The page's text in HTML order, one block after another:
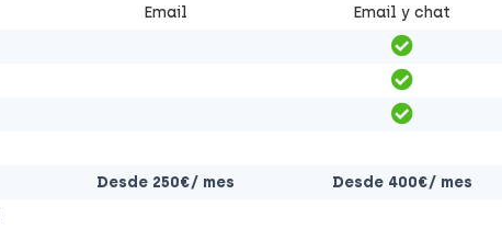
Desde 250€/ mes Desde 400€/ mes
Email Email y chat